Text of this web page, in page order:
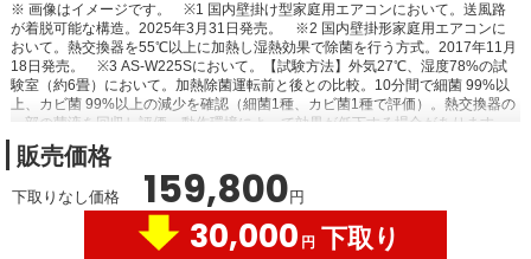
※ 画像はイメージです。
※1 国内壁掛け型家庭用エアコンにおいて。送風路
が着脱可能な構造。2025年3月31日発売。
※2 国内壁掛形家庭用エアコンに
おいて。熱交換器を55℃以上に加熱し湿熱効果で除菌を行う方式。2017年11月
18日発売。
※3 AS-W225Sにおいて。【試験方法】外気27℃、湿度78%の試
験室（約6畳）において。加熱除菌運転前と後との比較。10分間で細菌 99%以
上、カビ菌 99%以上の減少を確認（細菌1種、カビ菌1種で評価）。熱交換器の
一部の菌液を回収し評価。動作環境によって効果が低下する場合があります。
また、ニオイや汚れを除去する機能ではありません。
て。冷房（ハイパワー）運転時、エアコンから最大15ｍの地点に風が到達する
※5 AS-L705S2において。暖房（ハイパワー）運転時、エアコ
ンから最大10ｍの地点に風が到達することを確認。
販売価格
下取りなし価格 159,800円
30,000 円 下取り